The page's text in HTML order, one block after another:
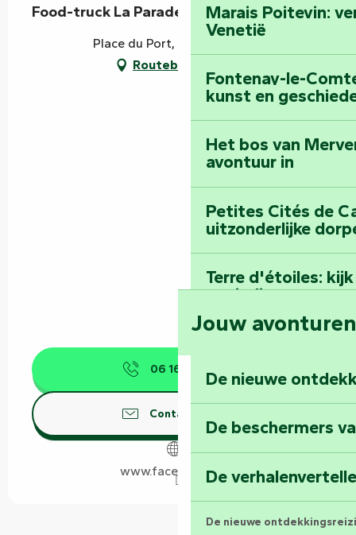
Marais Poitevin:
Venetië
Fontenay-le-
kunst en
Het bos van
avontuur in
Petites Cités de
uitzonderlijke
Terre d'étoiles:
oneindige
Jouw avonturen
De nieuwe
De beschermers
De
De nieuwe
Food-truck La Parade des Douceurs
Place du Port, 85420 Damvix
Routebeschrijving
06 16 51 08
Contacteer ons
www.facebook.com